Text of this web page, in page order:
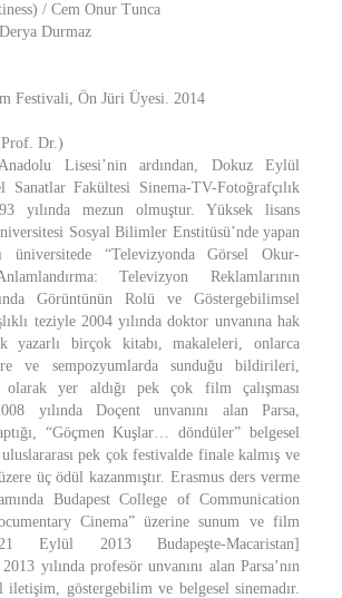
/ Cem Onur Tunca
Durmaz
Festivali, Ön Jüri Üyesi. 2014
Dr.)
Lisesi’nin ardından, Dokuz Eylül
Sanatlar Fakültesi Sinema-TV-Fotoğrafçılık
yılında mezun olmuştur. Yüksek lisans
Sosyal Bilimler Enstitüsü’nde yapan
üniversitede “Televizyonda Görsel Okur-
Televizyon Reklamlarının
Görüntünün Rolü ve Göstergebilimsel
teziyle 2004 yılında doktor unvanına hak
yazarlı birçok kitabı, makaleleri, onlarca
ve sempozyumlarda sunduğu bildirileri,
olarak yer aldığı pek çok film çalışması
yılında Doçent unvanını alan Parsa,
“Göçmen Kuşlar… döndüler” belgesel
pek çok festivalde finale kalmış ve
üç ödül kazanmıştır. Erasmus ders verme
Budapest College of Communication
Cinema” üzerine sunum ve film
Eylül 2013 Budapeşte-Macaristan]
yılında profesör unvanını alan Parsa’nın
iletişim, göstergebilim ve belgesel sinemadır.